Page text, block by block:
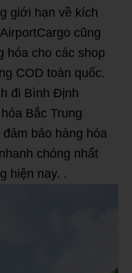
giới hạn về kích
cũng
hóa cho các shop
COD toàn quốc.
đi Bình Định
Bắc Trung
bảo hàng hóa
chóng nhất
hiện nay. .